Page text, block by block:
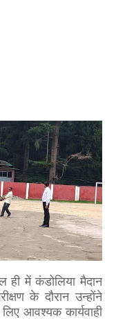
ही में कंडोलिया मैदान
के दौरान उन्होंने
आवश्यक कार्यवाही